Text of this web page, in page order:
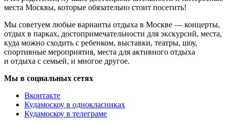
места Москвы, которые обязательно стоит посетить!
Мы советуем любые варианты отдыха в Москве — концерты,
отдых в парках, достопримечательности для экскурсий, места,
куда можно сходить с ребенком, выставки, театры, шоу,
спортивные мероприятия, места для активного отдыха
и отдыха с семьей, и многое другое.
Мы в социальных сетях
Вконтакте
Кудамоскоу в однокласниках
Кудамоскоу в телеграме